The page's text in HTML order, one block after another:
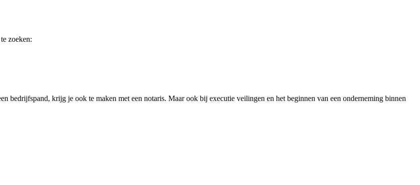
zoeken:
bedrijfspand, krijg je ook te maken met een notaris. Maar ook bij executie veilingen en het beginnen van een onderneming binnen